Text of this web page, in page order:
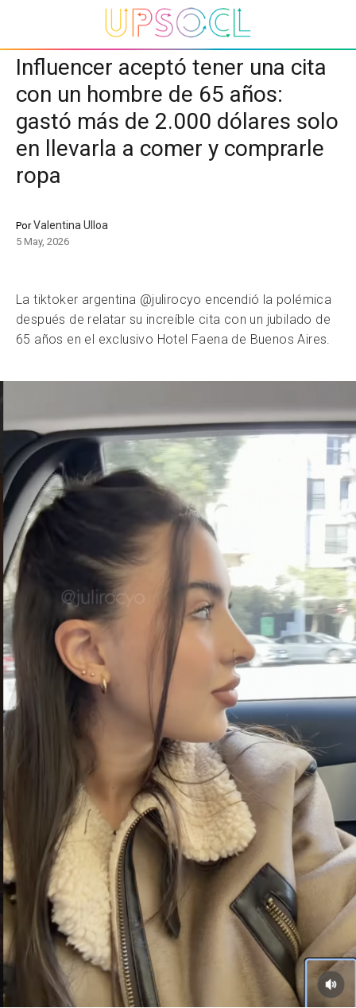
Influencer aceptó tener una cita
con un hombre de 65 años:
gastó más de 2.000 dólares solo
en llevarla a comer y comprarle
ropa
PorValentina Ulloa
5 May, 2026
La tiktoker argentina @julirocyo encendió la polémica
después de relatar su increíble cita con un jubilado de
65 años en el exclusivo Hotel Faena de Buenos Aires.